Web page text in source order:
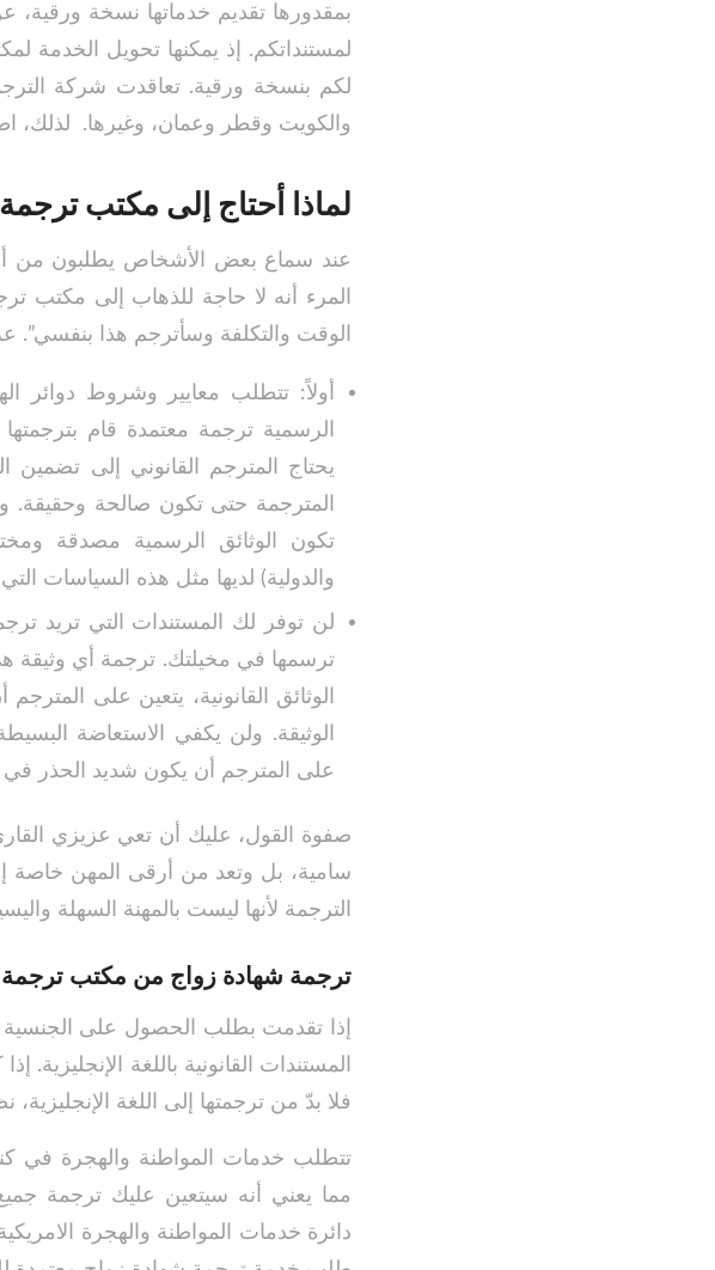
بمقدورها تقديم خدماتها نسخة
لمستنداتكم. إذ يمكنها تحويل الخدمة
لكم بنسخة ورقية. تعاقدت شركة
والكويت وقطر وعمان، وغيرها. لذلك،
لماذا أحتاج إلى مكتب
عند سماع بعض الأشخاص يطلبون من
المرء أنه لا حاجة للذهاب إلى مكتب
الوقت والتكلفة وسأترجم هذا بنفسي”.
أولاً: تتطلب معايير وشروط دوائر
الرسمية ترجمة معتمدة قام بترجمتها
يحتاج المترجم القانوني إلى تضمين
المترجمة حتى تكون صالحة وحقيقة.
تكون الوثائق الرسمية مصدقة
والدولية) لديها مثل هذه السياسات
لن توفر لك المستندات التي تريد
ترسمها في مخيلتك. ترجمة أي وثيقة
الوثائق القانونية، يتعين على
الوثيقة. ولن يكفي الاستعاضة
على المترجم أن يكون شديد الحذر في
صفوة القول، عليك أن تعي عزيزي
سامية، بل وتعد من أرقى المهن خاصة
الترجمة لأنها ليست بالمهنة السهلة
ترجمة شهادة زواج من مكتب ترجمة
إذا تقدمت بطلب الحصول على الجنسية
المستندات القانونية باللغة الإنجليزية.
فلا بدّ من ترجمتها إلى اللغة الإنجليزية،
تتطلب خدمات المواطنة والهجرة في
مما يعني أنه سيتعين عليك ترجمة
دائرة خدمات المواطنة والهجرة